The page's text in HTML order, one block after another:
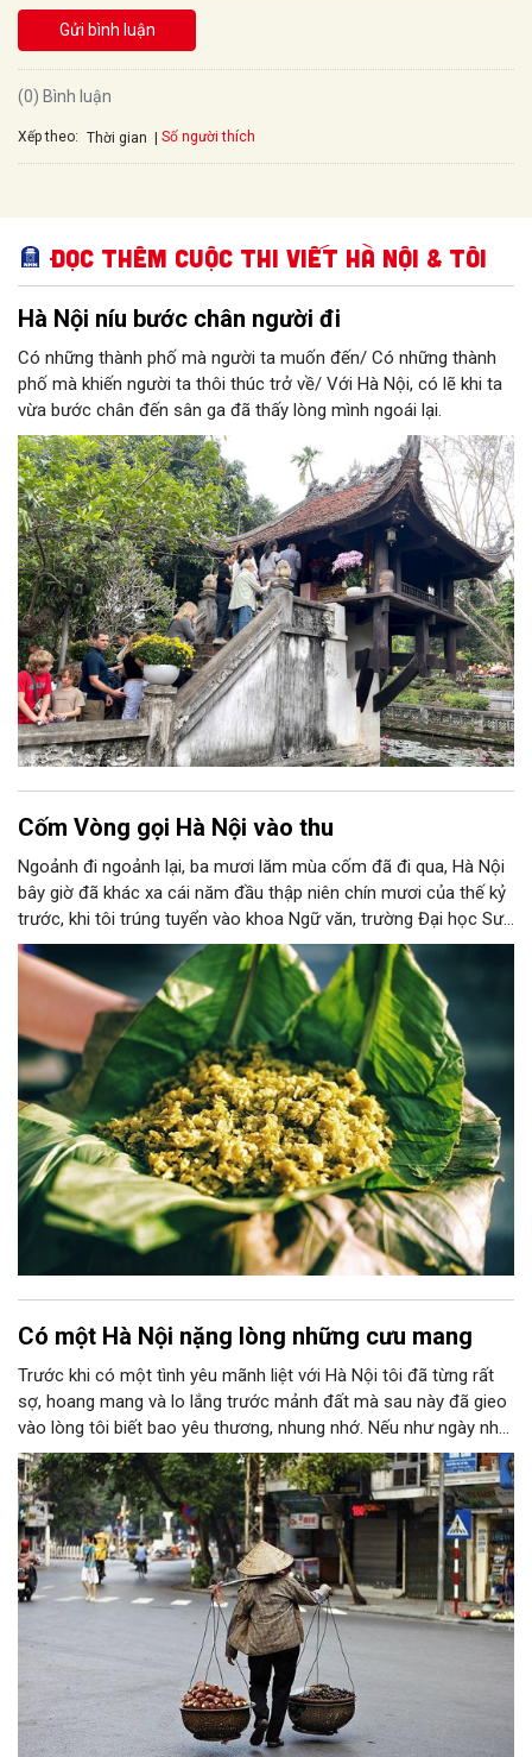
Gửi bình luận
(0) Bình luận
Xếp theo: Thời gian Số người thích
Đọc thêm Cuộc thi viết Hà Nội & Tôi
Hà Nội níu bước chân người đi
Có những thành phố mà người ta muốn đến/ Có những thành
phố mà khiến người ta thôi thúc trở về/ Với Hà Nội, có lẽ khi ta
vừa bước chân đến sân ga đã thấy lòng mình ngoái lại.
Cốm Vòng gọi Hà Nội vào thu
Ngoảnh đi ngoảnh lại, ba mươi lăm mùa cốm đã đi qua, Hà Nội
bây giờ đã khác xa cái năm đầu thập niên chín mươi của thế kỷ
trước, khi tôi trúng tuyển vào khoa Ngữ văn, trường Đại học Sư
phạm Hà Nội I, nằm trên đường Xuân Thuỷ. Hồi đó, tôi vẫn nhớ
như in, Hà Nội của những năm tháng sinh viên đầu đời còn khá
bình dị. Ngày ấy, giao thông ở nơi này còn phổ biến với những
chuyến xe lam ba bánh chòng chành chở khách. Và, ngày ấy,
quanh trường tôi chủ yếu vẫn là những làng quê yên ả.
Có một Hà Nội nặng lòng những cưu mang
Trước khi có một tình yêu mãnh liệt với Hà Nội tôi đã từng rất
sợ, hoang mang và lo lắng trước mảnh đất mà sau này đã gieo
vào lòng tôi biết bao yêu thương, nhung nhớ. Nếu như ngày nhỏ
mỗi lần được "vinh dự" cùng bố về Thủ đô cảm xúc khi ấy của
tôi là sự háo hức, niềm vui sướng bởi khi ấy dẫu Hà Nội có đầy
sự lạ lẫm đi chăng nữa thì bên cạnh tôi vẫn luôn có bờ vai vững
chãi, bóng hình mạnh mẽ là bố bảo vệ, chở che. Hay có lần là
cô sinh viên tỉnh lẻ được đi thực tế, thăm Thủ đô thì bên cạnh
tôi vẫn có thật